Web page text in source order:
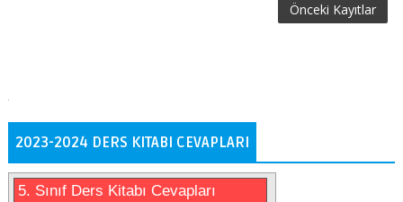
Önceki Kayıtlar
2023-2024 DERS KITABI CEVAPLARI
5. Sınıf Ders Kitabı Cevapları